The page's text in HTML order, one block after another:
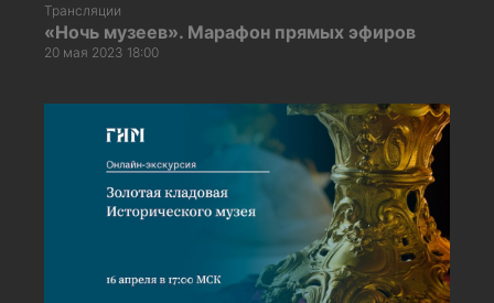
Трансляции
«Ночь музеев». Марафон прямых эфиров
20 мая 2023 18:00